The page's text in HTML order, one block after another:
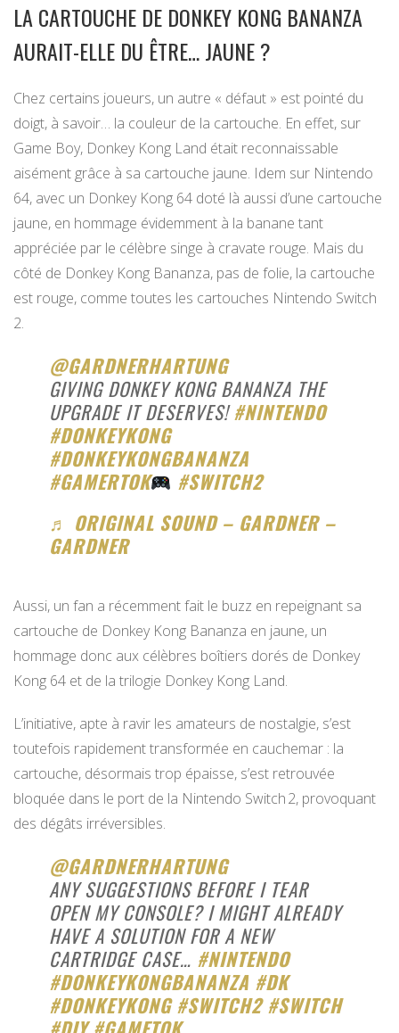
LA CARTOUCHE DE DONKEY KONG BANANZA
AURAIT-ELLE DU ÊTRE… JAUNE ?
Chez certains joueurs, un autre « défaut » est pointé du
doigt, à savoir… la couleur de la cartouche. En effet, sur
Game Boy, Donkey Kong Land était reconnaissable
aisément grâce à sa cartouche jaune. Idem sur Nintendo
64, avec un Donkey Kong 64 doté là aussi d’une cartouche
jaune, en hommage évidemment à la banane tant
appréciée par le célèbre singe à cravate rouge. Mais du
côté de Donkey Kong Bananza, pas de folie, la cartouche
est rouge, comme toutes les cartouches Nintendo Switch
2.
@GARDNERHARTUNG
GIVING DONKEY KONG BANANZA THE
UPGRADE IT DESERVES!#NINTENDO
#DONKEYKONG
#DONKEYKONGBANANZA
#GAMERTOK
#SWITCH2
♬ ORIGINAL SOUND – GARDNER –
GARDNER
Aussi, un fan a récemment fait le buzz en repeignant sa
cartouche de Donkey Kong Bananza en jaune, un
hommage donc aux célèbres boîtiers dorés de Donkey
Kong 64 et de la trilogie Donkey Kong Land.
L’initiative, apte à ravir les amateurs de nostalgie, s’est
toutefois rapidement transformée en cauchemar : la
cartouche, désormais trop épaisse, s’est retrouvée
bloquée dans le port de la Nintendo Switch 2, provoquant
des dégâts irréversibles.
@GARDNERHARTUNG
ANY SUGGESTIONS BEFORE I TEAR
OPEN MY CONSOLE? I MIGHT ALREADY
HAVE A SOLUTION FOR A NEW
CARTRIDGE CASE… #NINTENDO
#DONKEYKONGBANANZA #DK
#DONKEYKONG #SWITCH2 #SWITCH